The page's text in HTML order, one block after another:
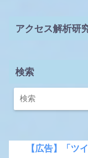
アクセス解析研
検索
【広告】「ツ